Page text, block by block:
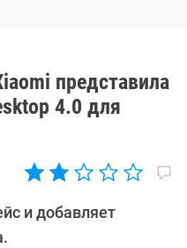
представила
4.0 для
и добавляет